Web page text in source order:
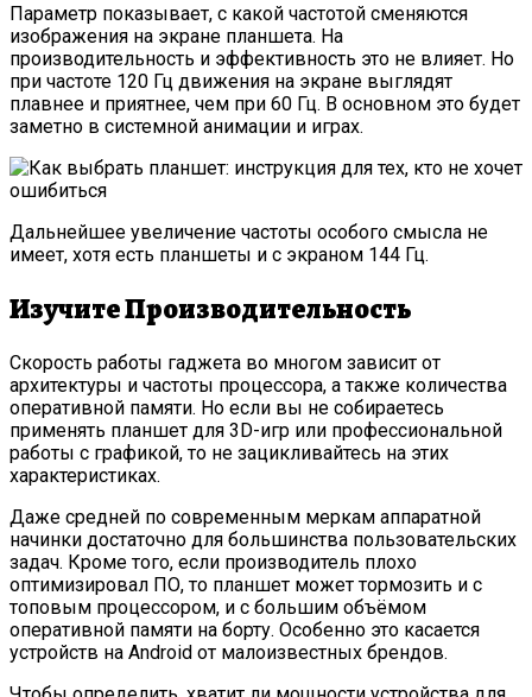
Параметр показывает, с какой частотой сменяются
изображения на экране планшета. На
производительность и эффективность это не влияет. Но
при частоте 120 Гц движения на экране выглядят
плавнее и приятнее, чем при 60 Гц. В основном это будет
заметно в системной анимации и играх.
Дальнейшее увеличение частоты особого смысла не
имеет, хотя есть планшеты и с экраном 144 Гц.
Изучите Производительность
Скорость работы гаджета во многом зависит от
архитектуры и частоты процессора, а также количества
оперативной памяти. Но если вы не собираетесь
применять планшет для 3D-игр или профессиональной
работы с графикой, то не зацикливайтесь на этих
характеристиках.
Даже средней по современным меркам аппаратной
начинки достаточно для большинства пользовательских
задач. Кроме того, если производитель плохо
оптимизировал ПО, то планшет может тормозить и с
топовым процессором, и с большим объёмом
оперативной памяти на борту. Особенно это касается
устройств на Android от малоизвестных брендов.